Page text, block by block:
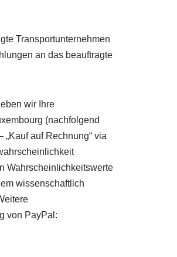
Transportunternehmen
an das beauftragte
wir Ihre
(nachfolgend
auf Rechnung“ via
Wahrscheinlichkeitswerte
wissenschaftlich
von PayPal: